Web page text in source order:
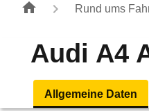
Rund ums
Audi A4
Allgemeine Daten